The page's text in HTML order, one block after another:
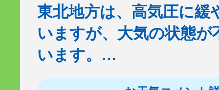
東北地方は、高気圧に緩
いますが、大気の状態が
います。…